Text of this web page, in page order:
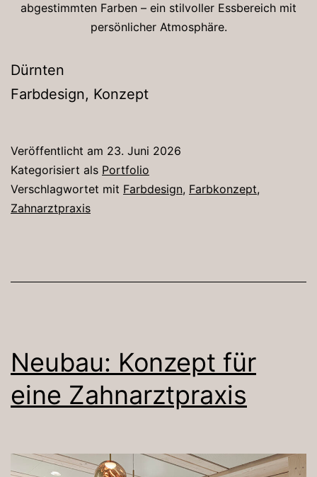
abgestimmten Farben – ein stilvoller Essbereich mit
persönlicher Atmosphäre.
Dürnten
Farbdesign, Konzept
Veröffentlicht am 23. Juni 2026
Kategorisiert als Portfolio
Verschlagwortet mit Farbdesign, Farbkonzept,
Zahnarztpraxis
Neubau: Konzept für
eine Zahnarztpraxis